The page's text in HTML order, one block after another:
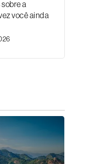
a
você ainda